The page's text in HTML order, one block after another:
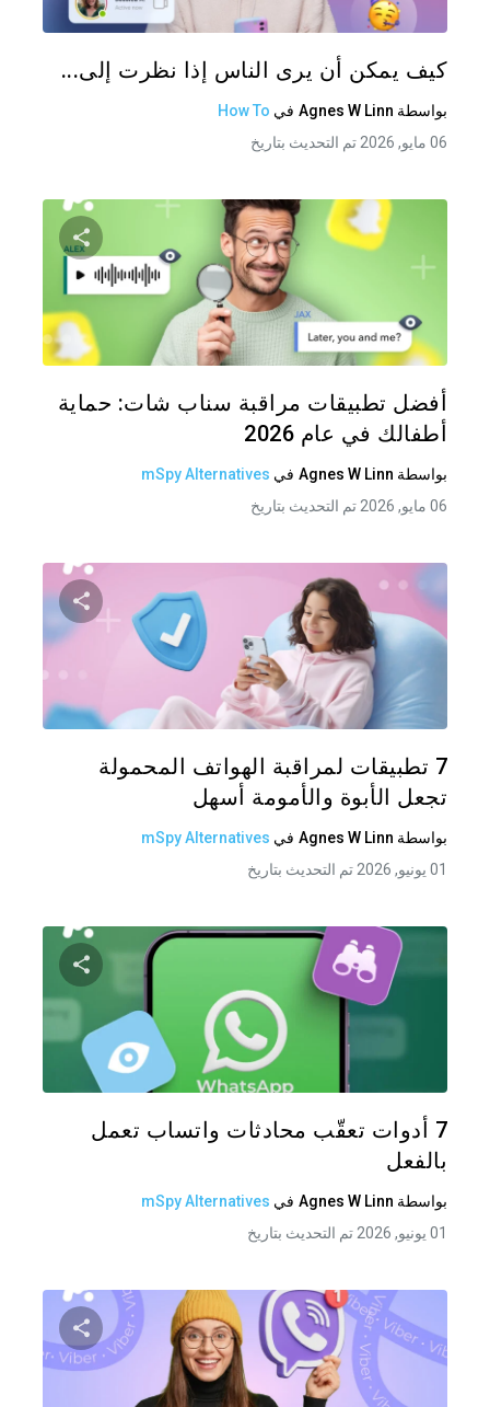
كيف يمكن أن يرى الناس إذا نظرت إلى...
بواسطة Agnes W Linn في How To
06 مايو, 2026 تم التحديث بتاريخ
شارك
أفضل تطبيقات مراقبة سناب شات: حماية
أطفالك في عام 2026
بواسطة Agnes W Linn في mSpy Alternatives
06 مايو, 2026 تم التحديث بتاريخ
شارك
7 تطبيقات لمراقبة الهواتف المحمولة
تجعل الأبوة والأمومة أسهل
بواسطة Agnes W Linn في mSpy Alternatives
01 يونيو, 2026 تم التحديث بتاريخ
7 أدوات تعقّب محادثات واتساب تعمل
بالفعل
بواسطة Agnes W Linn في mSpy Alternatives
01 يونيو, 2026 تم التحديث بتاريخ
شارك